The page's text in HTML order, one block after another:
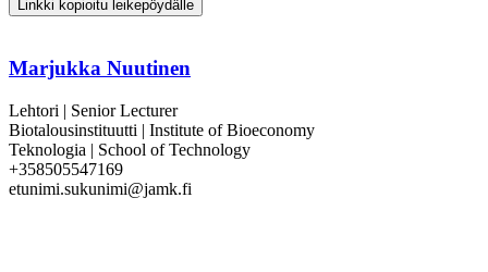
Linkki kopioitu leikepöydälle
Marjukka Nuutinen
Lehtori | Senior Lecturer
Biotalousinstituutti | Institute of Bioeconomy
Teknologia | School of Technology
+358505547169
etunimi.sukunimi@jamk.fi